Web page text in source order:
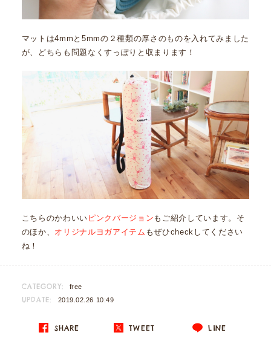
マットは4mmと5mmの２種類の厚さのものを入れてみました
が、どちらも問題なくすっぽりと収まります！
こちらのかわいい ピンクバージョン もご紹介しています。そ
のほか、 オリジナルヨガアイテム もぜひcheckしてください
ね！
CATEGORY: free
UPDATE: 2019.02.26 10:49
SHARE TWEET LINE